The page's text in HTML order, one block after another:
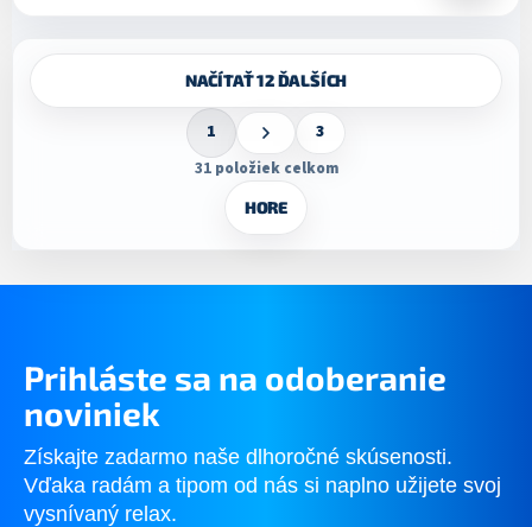
r
v
p
i
s
u
NAČÍTAŤ 12 ĎALŠÍCH
S
t
r
á
n
k
o
1
3
31položiek celkom
HORE
Prihláste sa na odoberanie
noviniek
Získajte zadarmo naše dlhoročné skúsenosti.
Vďaka radám a tipom od nás si naplno užijete svoj
vysnívaný relax.